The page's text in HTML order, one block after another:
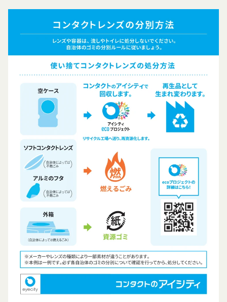
いて第三者に利用者情報を明らかにした場合
お客様が自ら本サービス上に入力した情報等によ
り、個人を識別し得る状態に至った場合
当社は、利用者情報の取扱いに関する運用状況を適
宜見直し、継続的な改善に努めるものとし、必要に
応じて、本ポリシーをお客様の事前の了承を得るこ
となく変更することがあります。変更後の本ポリシ
ーについては、当社が別途定める場合を除いて、当
社ウェブサイトでの公示後、すぐに効力が発生する
ものとします。但し、法令上お客様の同意が必要と
なるような内容の変更を行うときは、当社が定める
方法により、お客様の同意を取得するものとしま
す。
その他の注意事項
当社が提供するサービスは、当社が管理するサービ
ス以外のサービスへのリンクを含む場合があり、こ
れら外部サービスにおける内容や利用者情報の保護
については、当社は一切責任を負いません。
発効日：2021年9月1日
閉じる
録を抹消することができます。
第8条（禁止事項）
会員は、本サービスの利用に際して、以下の各号の
いずれかに該当する行為または該当するおそれのあ
る行為を行ってはならないものとします。
本規約および法令に違反する行為、犯罪に結び
会員登録または登録内容の変更の際に虚偽の会
員情報を入力する行為
本サービスの運営を妨害するおそれのある行為
または本サービスに支障を生じさせるおそれの
ある行為
当社または第三者の財産権、プライバシー権、
著作権等の知的財産権、その他の権利または利
益を侵害する行為
当社または第三者を誹謗、中傷する行為
当社もしくは第三者に対して、迷惑、不利益ま
たは損害を与える行為
お客様IDおよびパスワードを不正に使用する行
為
同業者の再販など、営利目的で商品等を購入す
る行為
その他、当社が不適切と判断する行為
会員の行為が本規約に違反すると当社が判断した場